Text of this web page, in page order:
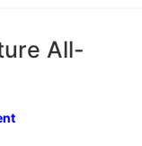
All-